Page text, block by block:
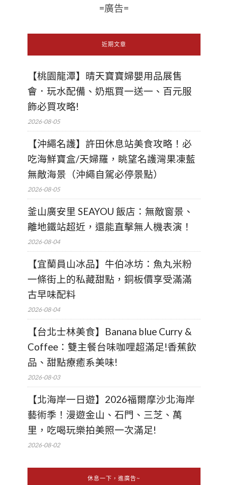
=廣告=
近期文章
【桃園龍潭】晴天寶寶婦嬰用品展售
會．玩水配備、奶瓶買一送一、百元服
飾必買攻略!
2026-08-05
【沖繩名護】許田休息站美食攻略！必
吃海鮮寶盒/天婦羅，眺望名護灣果凍藍
無敵海景（沖繩自駕必停景點）
2026-08-05
釜山廣安里 SEAYOU 飯店：無敵窗景、
離地鐵站超近，還能直擊無人機表演！
2026-08-04
【宜蘭員山冰品】牛伯冰坊：魚丸米粉
一條街上的私藏甜點，銅板價享受滿滿
古早味配料
2026-08-04
【台北士林美食】Banana blue Curry &
Coffee：雙主餐台味咖哩超滿足!香蕉飲
品、甜點療癒系美味!
2026-08-03
【北海岸一日遊】2026福爾摩沙北海岸
藝術季！漫遊金山、石門、三芝、萬
里，吃喝玩樂拍美照一次滿足!
2026-08-02
休息一下，進廣告~